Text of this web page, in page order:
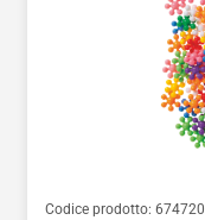
Codice prodotto: 674720